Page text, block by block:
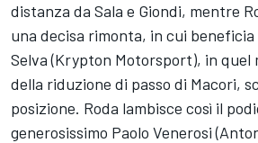
distanza da Sala e Giondi, mentre
una decisa rimonta, in cui
Selva (Krypton Motorsport), in quel
della riduzione di passo di Macori,
posizione. Roda lambisce così il
generosissimo Paolo Venerosi